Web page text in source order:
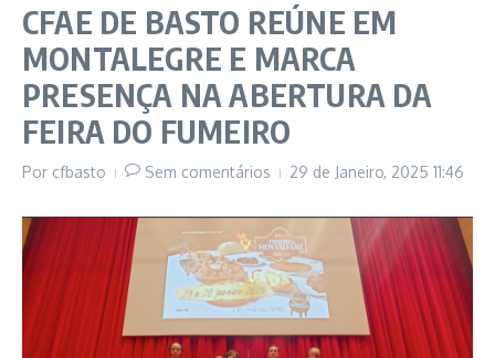
CFAE DE BASTO REÚNE EM
MONTALEGRE E MARCA
PRESENÇA NA ABERTURA DA
FEIRA DO FUMEIRO
Por cfbasto Sem comentários 29 de Janeiro, 2025 11:46